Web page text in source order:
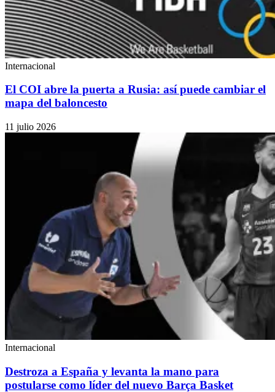
Internacional
El COI abre la puerta a Rusia: así puede cambiar el
mapa del baloncesto
11 julio 2026
Internacional
Destroza a España y levanta la mano para
postularse como líder del nuevo Barça Basket